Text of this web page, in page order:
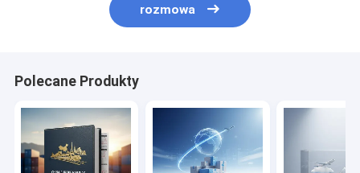
rozmowa
Polecane Produkty